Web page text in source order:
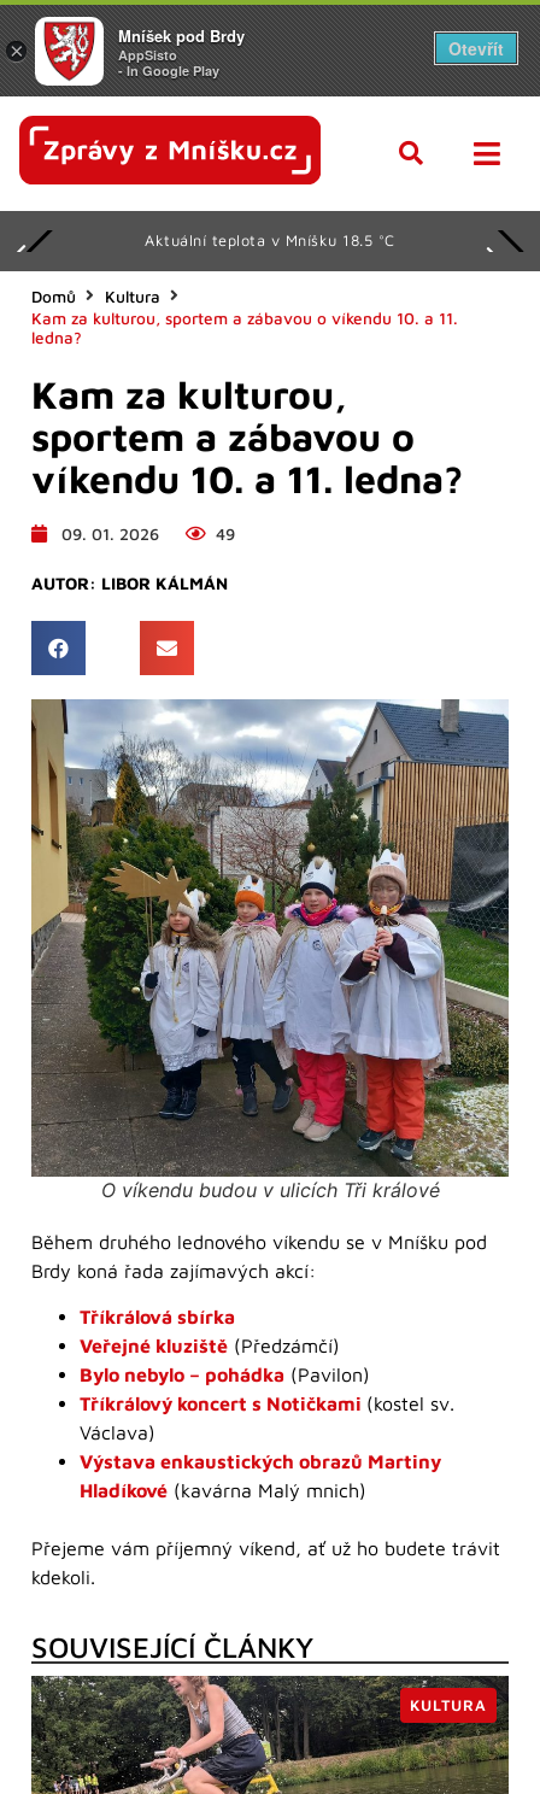
Aktuální teplota v Mníšku 18.5 °C
Domů
Kultura
Kam za kulturou, sportem a zábavou o víkendu 10. a 11.
ledna?
Kam za kulturou,
sportem a zábavou o
víkendu 10. a 11. ledna?
09. 01. 2026 49
AUTOR: LIBOR KÁLMÁN
O víkendu budou v ulicích Tři králové
Během druhého lednového víkendu se v Mníšku pod
Brdy koná řada zajímavých akcí:
Tříkrálová sbírka
Veřejné kluziště (Předzámčí)
Bylo nebylo – pohádka (Pavilon)
Tříkrálový koncert s Notičkami (kostel sv.
Václava)
Výstava enkaustických obrazů Martiny
Hladíkové (kavárna Malý mnich)
Přejeme vám příjemný víkend, ať už ho budete trávit
kdekoli.
SOUVISEJÍCÍ ČLÁNKY
KULTURA
×
Mníšek pod Brdy
AppSisto
- In Google Play
Otevřít